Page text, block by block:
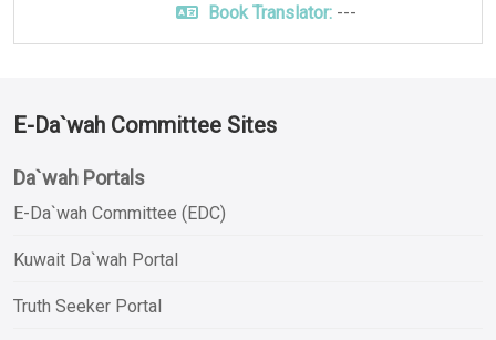
Book Translator:---
E-Da`wah Committee Sites
Da`wah Portals
E-Da`wah Committee (EDC)
Kuwait Da`wah Portal
Truth Seeker Portal